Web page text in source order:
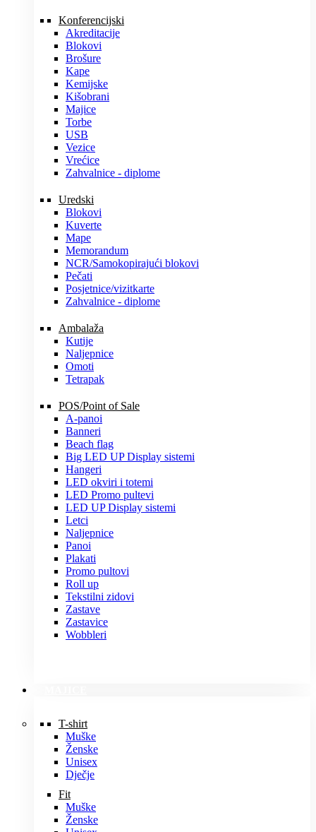
Konferencijski
Akreditacije
Blokovi
Brošure
Kape
Kemijske
Kišobrani
Majice
Torbe
USB
Vezice
Vrećice
Zahvalnice - diplome
Uredski
Blokovi
Kuverte
Mape
Memorandum
NCR/Samokopirajući blokovi
Pečati
Posjetnice/vizitkarte
Zahvalnice - diplome
Ambalaža
Kutije
Naljepnice
Omoti
Tetrapak
POS/Point of Sale
A-panoi
Banneri
Beach flag
Big LED UP Display sistemi
Hangeri
LED okviri i totemi
LED Promo pultevi
LED UP Display sistemi
Letci
Naljepnice
Panoi
Plakati
Promo pultovi
Roll up
Tekstilni zidovi
Zastave
Zastavice
Wobbleri
T-shirt
Muške
Ženske
Unisex
Dječje
Fit
Muške
Ženske